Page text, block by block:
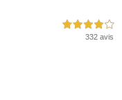
4,0 étoiles sur 5
332 avis